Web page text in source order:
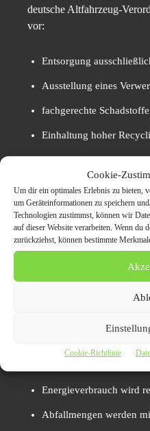
Cookie-
Um dir ein optimales Erlebnis zu bieten,
um Geräteinformationen zu speichern
Technologien zustimmst, können wir
auf dieser Website verarbeiten. Wenn du
zurückziehst, können bestimmte
Cookie-Richtlinie
deutsche Altfahrzeug-
vor:
Entsorgung
Ausstellung eines
fachgerechte
Einhaltung hoher
Mit dem
Fahrzeughalters.
Energieverbrauch wird
Abfallmengen werden